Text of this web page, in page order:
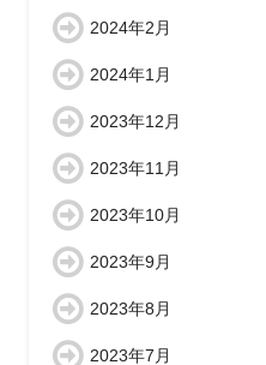
2024年2月
2024年1月
2023年12月
2023年11月
2023年10月
2023年9月
2023年8月
2023年7月